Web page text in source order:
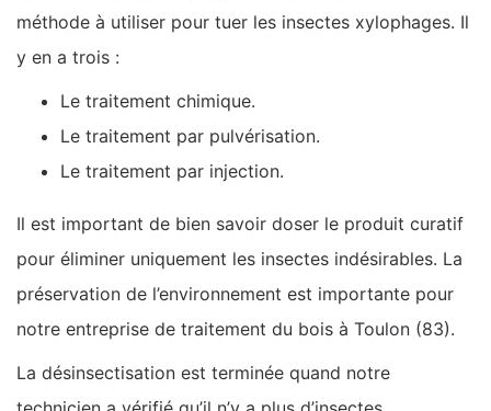
méthode à utiliser pour tuer les insectes xylophages. Il
y en a trois :
Le traitement chimique.
Le traitement par pulvérisation.
Le traitement par injection.
Il est important de bien savoir doser le produit curatif
pour éliminer uniquement les insectes indésirables. La
préservation de l’environnement est importante pour
notre entreprise de traitement du bois à Toulon (83).
La désinsectisation est terminée quand notre